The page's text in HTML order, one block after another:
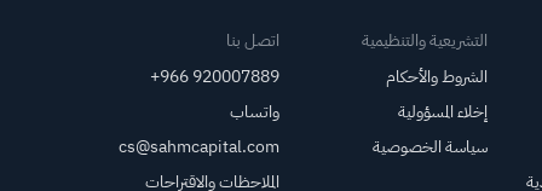
التشريعية والتنظيمية
الشروط والأحكام
إخلاء المسؤولية
سياسة الخصوصية
اتصل بنا
+966 920007889
واتساب
cs@sahmcapital.com
الملاحظات والاقتراحات